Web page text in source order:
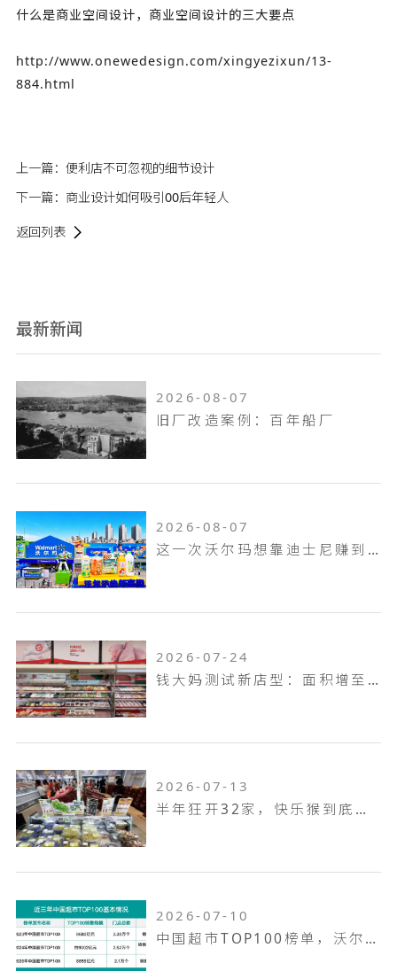
什么是商业空间设计，商业空间设计的三大要点
http://www.onewedesign.com/xingyezixun/13-
884.html
上一篇： 便利店不可忽视的细节设计
下一篇： 商业设计如何吸引00后年轻人
返回列表
最新新闻
2026-08-07
旧厂改造案例：百年船厂
2026-08-07
这一次沃尔玛想靠迪士尼赚到山姆赚不到的钱！
2026-07-24
钱大妈测试新店型：面积增至100平米，扩充熟食烘焙品类，放大自有品牌
2026-07-13
半年狂开32家，快乐猴到底是家什么样的门店
2026-07-10
中国超市TOP100榜单，沃尔玛何以越跑越远